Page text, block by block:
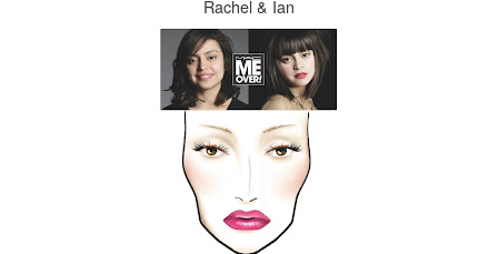
Rachel & Ian